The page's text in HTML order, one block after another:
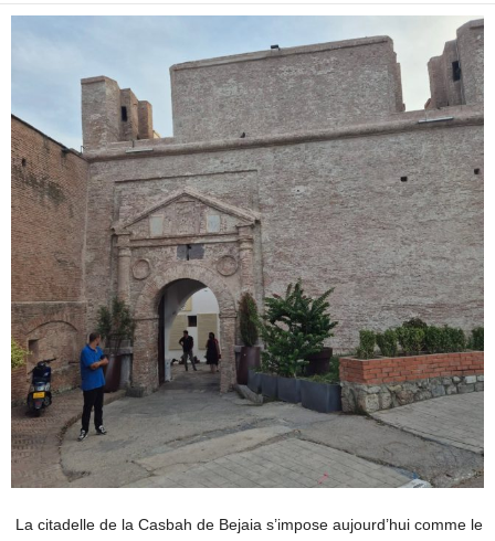
La citadelle de la Casbah de Bejaia s’impose aujourd’hui comme le